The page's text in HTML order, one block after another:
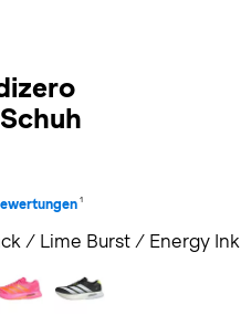
1
/ Lime Burst / Energy Ink